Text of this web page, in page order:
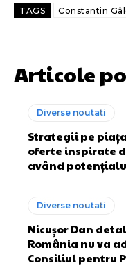
TAGS Constantin
Articole
Diverse noutati
Strategii pe
oferte inspirate
având
Diverse noutati
Nicușor Dan
România nu va
Consiliul pentru